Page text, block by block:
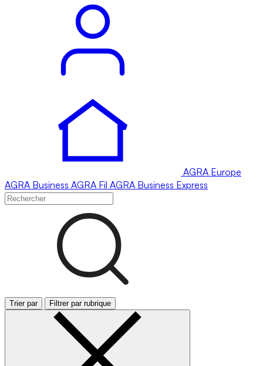
AGRA Europe
AGRA Business AGRA Fil AGRA Business Express
Trier par Filtrer par rubrique